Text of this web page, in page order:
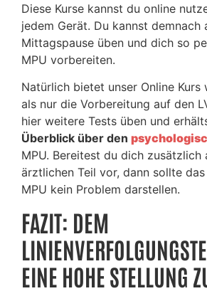
Diese Kurse kannst du online
jedem Gerät. Du kannst demnach
Mittagspause üben und dich so
MPU vorbereiten.
Natürlich bietet unser Online Kurs
als nur die Vorbereitung auf den
hier weitere Tests üben und
Überblick über den
MPU. Bereitest du dich zusätzlich
ärztlichen Teil vor, dann sollte
MPU kein Problem darstellen.
FAZIT: DEM
EINE HOHE STELLUNG